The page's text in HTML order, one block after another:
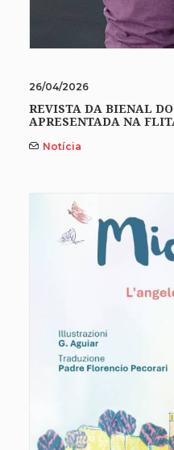
26/04/2026
REVISTA DA BIENAL
APRESENTADA NA
Notícia